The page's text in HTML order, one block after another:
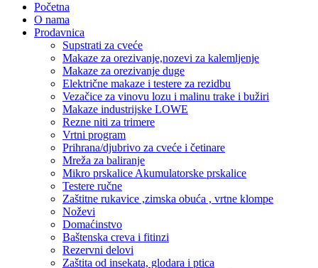
Početna
O nama
Prodavnica
Supstrati za cveće
Makaze za orezivanje,nozevi za kalemljenje
Makaze za orezivanje duge
Električne makaze i testere za rezidbu
Vezačice za vinovu lozu i malinu trake i bužiri
Makaze industrijske LOWE
Rezne niti za trimere
Vrtni program
Prihrana/djubrivo za cveće i četinare
Mreža za baliranje
Mikro prskalice Akumulatorske prskalice
Testere ručne
Zaštitne rukavice ,zimska obuća , vrtne klompe
Noževi
Domaćinstvo
Baštenska creva i fitinzi
Rezervni delovi
Zaštita od insekata, glodara i ptica